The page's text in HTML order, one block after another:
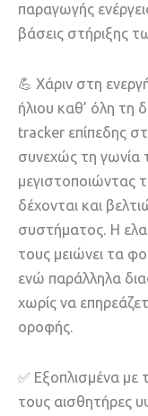
παραγωγής
βάσεις στήριξης
💪 Χάριν στη
ήλιου καθ’ όλη τη
tracker επίπεδης
συνεχώς τη γωνία
μεγιστοποιώντας
δέχονται και
συστήματος. Η
τους μειώνει τα
ενώ παράλληλα
χωρίς να
οροφής.
✅ Εξοπλισμένα με
τους αισθητήρες